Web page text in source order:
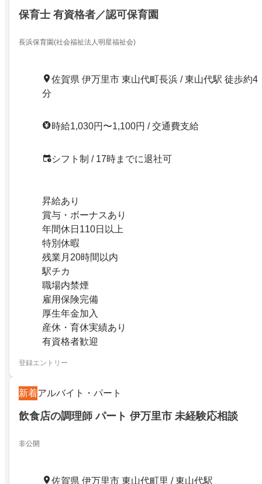
保育士 有資格者／認可保育園
長浜保育園(社会福祉法人明星福祉会)
佐賀県 伊万里市 東山代町長浜 / 東山代駅 徒歩約4
分
時給1,030円〜1,100円 / 交通費支給
シフト制 / 17時までに退社可
昇給あり
賞与・ボーナスあり
年間休日110日以上
特別休暇
残業月20時間以内
駅チカ
職場内禁煙
雇用保険完備
厚生年金加入
産休・育休実績あり
有資格者歓迎
登録エントリー
新着アルバイト・パート
飲食店の調理師 パート 伊万里市 未経験応相談
非公開
佐賀県 伊万里市 東山代町里 / 東山代駅